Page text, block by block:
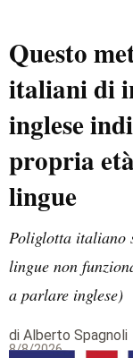
Questo
italiani di
inglese
propria
lingue
Poliglotta italiano
lingue non
a parlare inglese)
di Alberto Spagnoli
8/8/2026